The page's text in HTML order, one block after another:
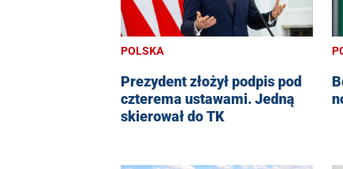
POLSKA
Prezydent złożył podpis pod
czterema ustawami. Jedną
skierował do TK